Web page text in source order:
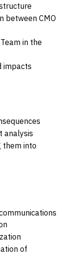
between CMO
in the
impacts
analysis
them into
of